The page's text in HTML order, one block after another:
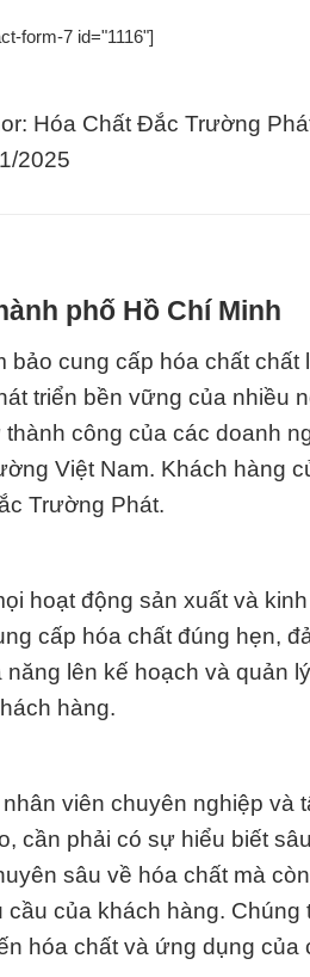
form-7 id="1116"]
Hóa Chất Đắc Trường
2025
phố Hồ Chí Minh
cung cấp hóa chất chất
triển bền vững của nhiều
công của các doanh
Việt Nam. Khách hàng
Trường Phát.
hoạt động sản xuất và
cấp hóa chất đúng hẹn,
lên kế hoạch và quản
hàng.
viên chuyên nghiệp và
cần phải có sự hiểu biết
sâu về hóa chất mà
của khách hàng. Chúng
hóa chất và ứng dụng của